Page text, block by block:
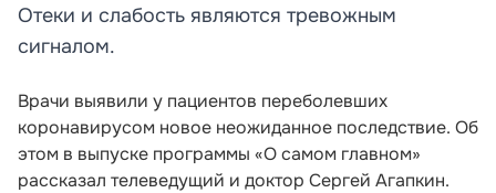
Отеки и слабость являются тревожным
сигналом.
Врачи выявили у пациентов переболевших
коронавирусом новое неожиданное последствие. Об
этом в выпуске программы «О самом главном»
рассказал телеведущий и доктор Сергей Агапкин.